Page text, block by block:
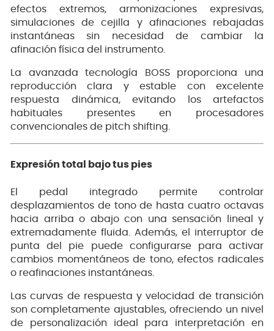
efectos extremos, armonizaciones expresivas,
simulaciones de cejilla y afinaciones rebajadas
instantáneas sin necesidad de cambiar la
afinación física del instrumento.
La avanzada tecnología BOSS proporciona una
reproducción clara y estable con excelente
respuesta dinámica, evitando los artefactos
habituales presentes en procesadores
convencionales de pitch shifting.
Expresión total bajo tus pies
El pedal integrado permite controlar
desplazamientos de tono de hasta cuatro octavas
hacia arriba o abajo con una sensación lineal y
extremadamente fluida. Además, el interruptor de
punta del pie puede configurarse para activar
cambios momentáneos de tono, efectos radicales
o reafinaciones instantáneas.
Las curvas de respuesta y velocidad de transición
son completamente ajustables, ofreciendo un nivel
de personalización ideal para interpretación en